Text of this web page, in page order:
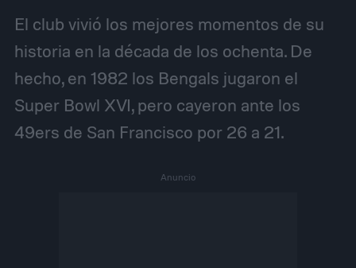
El club vivió los mejores momentos de su
historia en la década de los ochenta. De
hecho, en 1982 los Bengals jugaron el
Super Bowl XVI, pero cayeron ante los
49ers de San Francisco por 26 a 21.